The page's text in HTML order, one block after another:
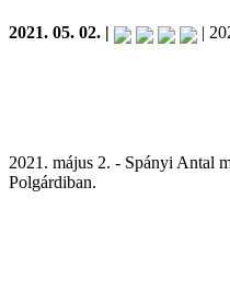
2021. 05. 02. | |
2021. május 2. - Spányi Antal
Polgárdiban.